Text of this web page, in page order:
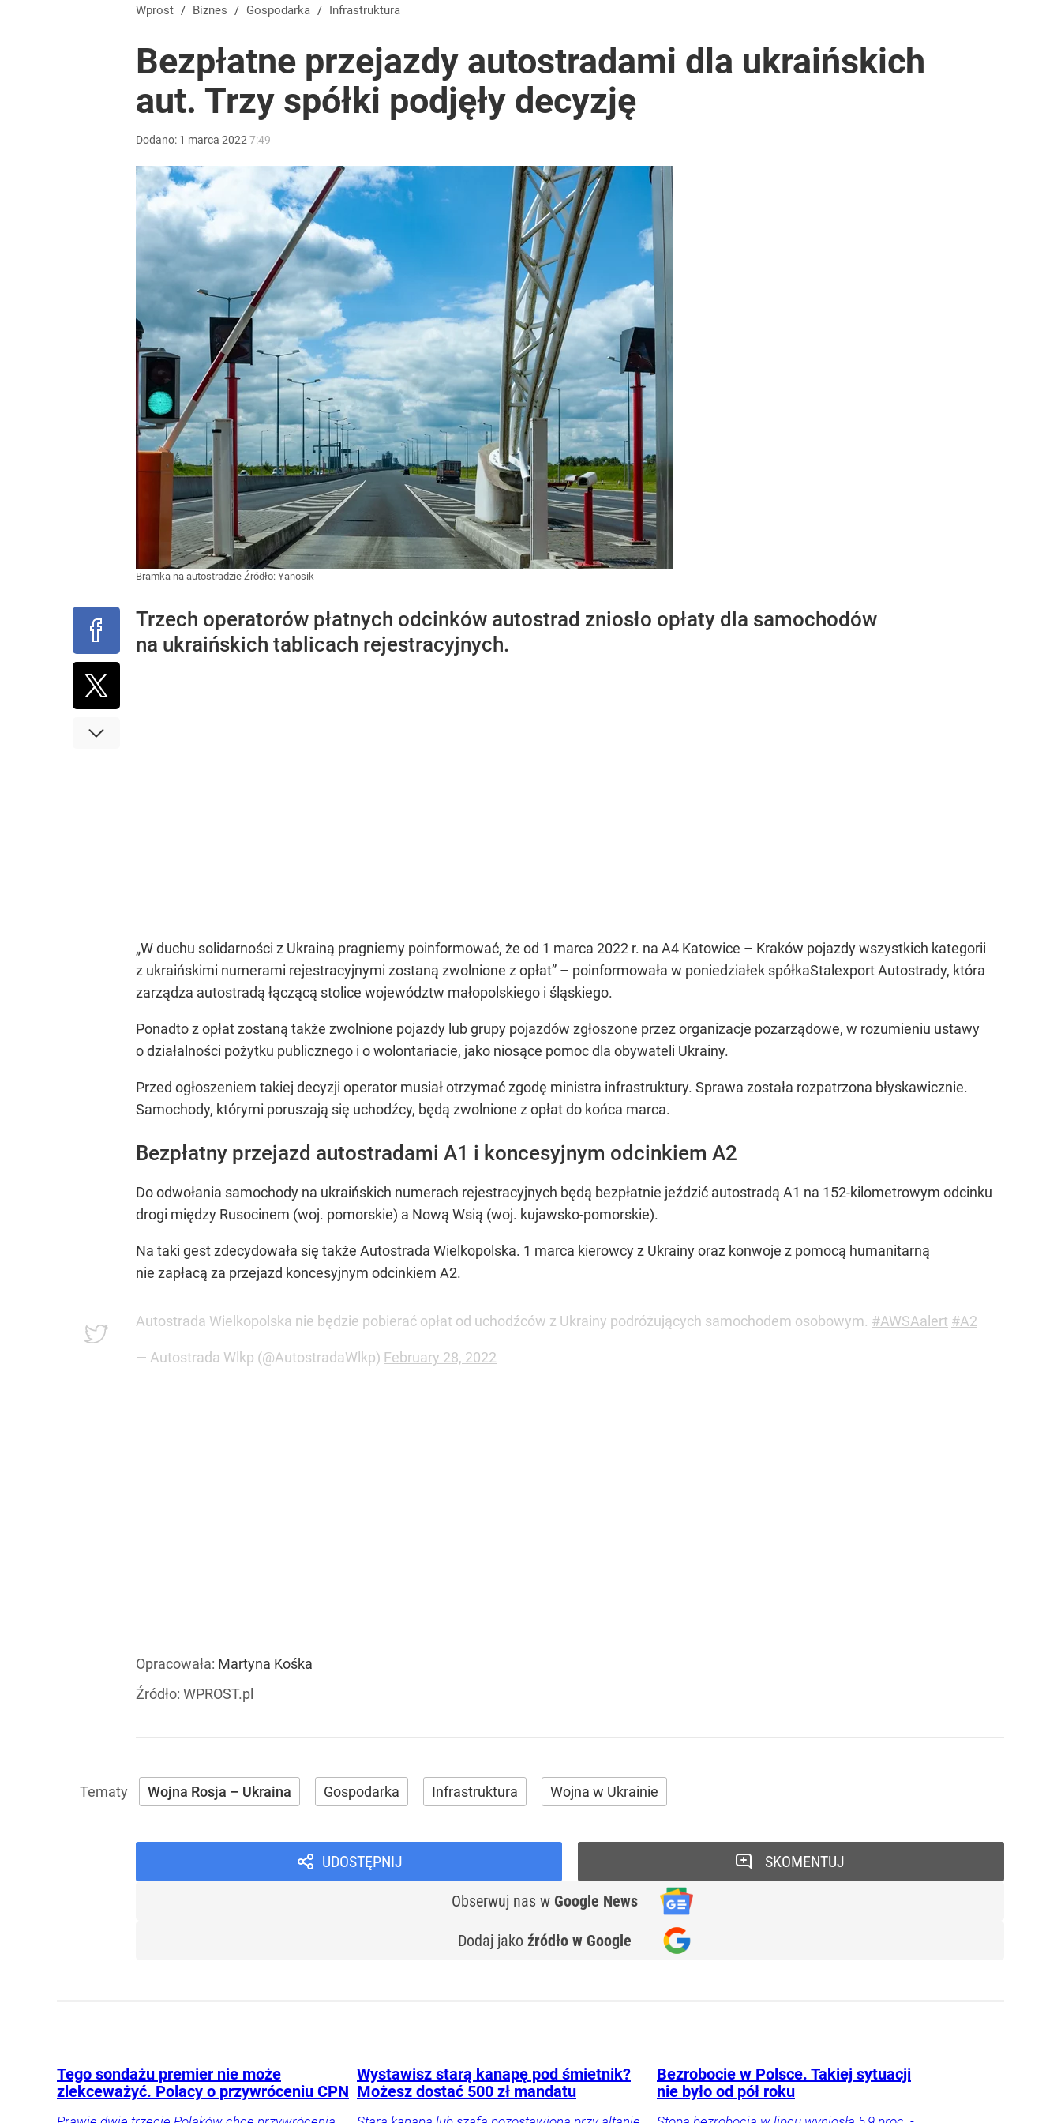
Tego sondażu premier nie może zlekceważyć. Polacy o przywróceniu CPN
Pilny komunikat znanego banku. Klientów czekają utrudnienia
„Nie chodzi o zemstę”. Mocny apel w sprawie ofiar rzezi wołyńskiej
Wprost / Biznes / Gospodarka / Infrastruktura
Bezpłatne przejazdy autostradami dla ukraińskich
aut. Trzy spółki podjęły decyzję
Dodano: 1 marca 2022 7:49
Bramka na autostradzie Źródło: Yanosik
Trzech operatorów płatnych odcinków autostrad zniosło opłaty dla samochodów
na ukraińskich tablicach rejestracyjnych.
„W duchu solidarności z Ukrainą pragniemy poinformować, że od 1 marca 2022 r. na A4 Katowice – Kraków pojazdy wszystkich kategorii
z ukraińskimi numerami rejestracyjnymi zostaną zwolnione z opłat” – poinformowała w poniedziałek spółkaStalexport Autostrady, która
zarządza autostradą łączącą stolice województw małopolskiego i śląskiego.
Ponadto z opłat zostaną także zwolnione pojazdy lub grupy pojazdów zgłoszone przez organizacje pozarządowe, w rozumieniu ustawy
o działalności pożytku publicznego i o wolontariacie, jako niosące pomoc dla obywateli Ukrainy.
Przed ogłoszeniem takiej decyzji operator musiał otrzymać zgodę ministra infrastruktury. Sprawa została rozpatrzona błyskawicznie.
Samochody, którymi poruszają się uchodźcy, będą zwolnione z opłat do końca marca.
Bezpłatny przejazd autostradami A1 i koncesyjnym odcinkiem A2
Do odwołania samochody na ukraińskich numerach rejestracyjnych będą bezpłatnie jeździć autostradą A1 na 152-kilometrowym odcinku
drogi między Rusocinem (woj. pomorskie) a Nową Wsią (woj. kujawsko-pomorskie).
Na taki gest zdecydowała się także Autostrada Wielkopolska. 1 marca kierowcy z Ukrainy oraz konwoje z pomocą humanitarną
nie zapłacą za przejazd koncesyjnym odcinkiem A2.
Autostrada Wielkopolska nie będzie pobierać opłat od uchodźców z Ukrainy podróżujących samochodem osobowym. #AWSAalert #A2
— Autostrada Wlkp (@AutostradaWlkp) February 28, 2022
Opracowała: Martyna Kośka
Źródło: WPROST.pl
Wojna Rosja – Ukraina Gospodarka Infrastruktura Wojna w Ukrainie
UDOSTĘPNIJ
Obserwuj nas w Google News
Dodaj jako źródło w Google
SKOMENTUJ
Tego sondażu premier nie może
zlekceważyć. Polacy o przywróceniu CPN
Wystawisz starą kanapę pod śmietnik?
Możesz dostać 500 zł mandatu
Bezrobocie w Polsce. Takiej sytuacji
nie było od pół roku